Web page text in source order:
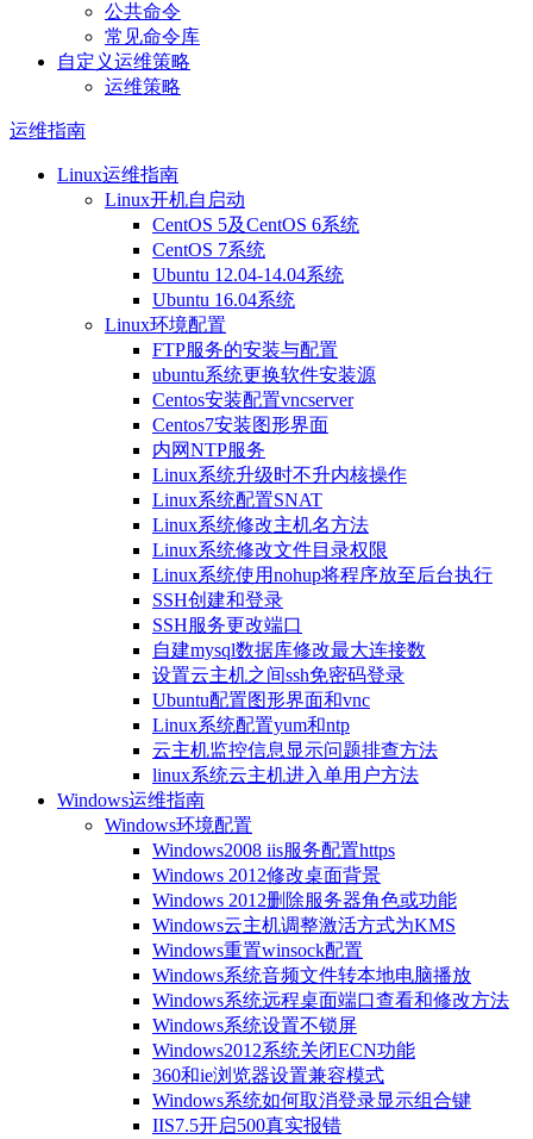
公共命令
常见命令库
自定义运维策略
运维策略
运维指南
Linux运维指南
Linux开机自启动
CentOS 5及CentOS 6系统
CentOS 7系统
Ubuntu 12.04-14.04系统
Ubuntu 16.04系统
Linux环境配置
FTP服务的安装与配置
ubuntu系统更换软件安装源
Centos安装配置vncserver
Centos7安装图形界面
内网NTP服务
Linux系统升级时不升内核操作
Linux系统配置SNAT
Linux系统修改主机名方法
Linux系统修改文件目录权限
Linux系统使用nohup将程序放至后台执行
SSH创建和登录
SSH服务更改端口
自建mysql数据库修改最大连接数
设置云主机之间ssh免密码登录
Ubuntu配置图形界面和vnc
Linux系统配置yum和ntp
云主机监控信息显示问题排查方法
linux系统云主机进入单用户方法
Windows运维指南
Windows环境配置
Windows2008 iis服务配置https
Windows 2012修改桌面背景
Windows 2012删除服务器角色或功能
Windows云主机调整激活方式为KMS
Windows重置winsock配置
Windows系统音频文件转本地电脑播放
Windows系统远程桌面端口查看和修改方法
Windows系统设置不锁屏
Windows2012系统关闭ECN功能
360和ie浏览器设置兼容模式
Windows系统如何取消登录显示组合键
IIS7.5开启500真实报错